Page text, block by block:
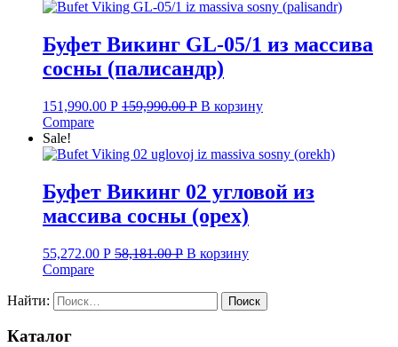
Буфет Викинг GL-05/1 из массива
сосны (палисандр)
151,990.00 Р 159,990.00Р В корзину
Compare
Sale!
Буфет Викинг 02 угловой из
массива сосны (орех)
55,272.00 Р 58,181.00Р В корзину
Compare
Найти:
Каталог